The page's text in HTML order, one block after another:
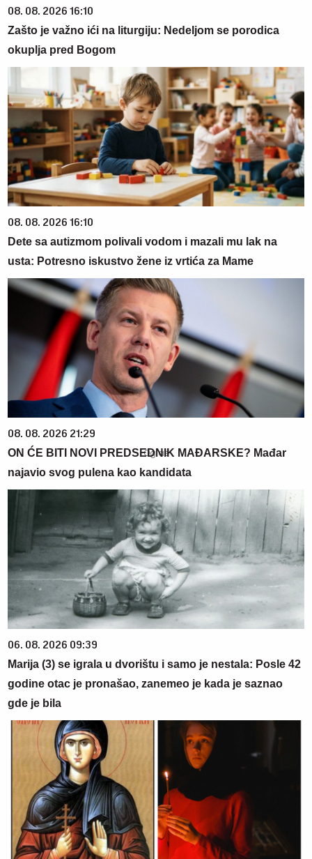
08. 08. 2026 16:10
Zašto je važno ići na liturgiju: Nedeljom se porodica
okuplja pred Bogom
08. 08. 2026 16:10
Dete sa autizmom polivali vodom i mazali mu lak na
usta: Potresno iskustvo žene iz vrtića za Mame
08. 08. 2026 21:29
ON ĆE BITI NOVI PREDSEDNIK MAĐARSKE? Mađar
najavio svog pulena kao kandidata
06. 08. 2026 09:39
Marija (3) se igrala u dvorištu i samo je nestala: Posle 42
godine otac je pronašao, zanemeo je kada je saznao
gde je bila